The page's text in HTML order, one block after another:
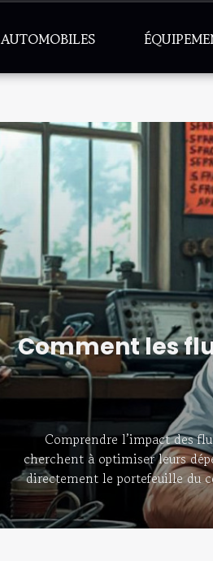
AUTOMOBILES
Comment les
Comprendre l’impact des
cherchent à optimiser leurs
directement le portefeuille du
suite comment divers
automobile. Impact de